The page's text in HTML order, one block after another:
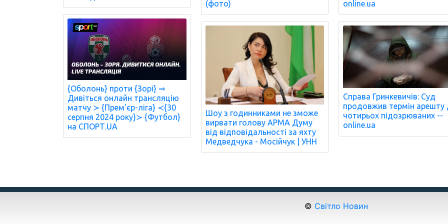
{Оболонь} проти {Зорі} ⇒
Дивіться онлайн трансляцію
матчу ≻ {Прем'єр-ліга} ≺{30
серпня 2024 року}≻ {Футбол}
на СПОРТ.UA
(фото)
Шоу з годинниками не зможе
вирвати голову АРМА Думу
від відповідальності за яхту
Медведчука - Мосійчук | УНН
online.ua
Справа Гринкевичів: Суд
продовжив термін арешту
чотирьох підозрюваних --
online.ua
© Світло Новин